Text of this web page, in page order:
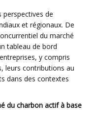
de
et régionaux. De
du marché
tableau de bord
y compris
leurs contributions au
dans des contextes
du charbon actif à base